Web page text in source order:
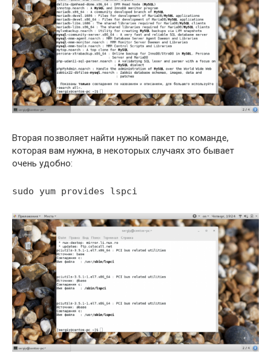
Вторая позволяет найти нужный пакет по команде,
которая вам нужна, в некоторых случаях это бывает
очень удобно:
sudo yum provides lspci